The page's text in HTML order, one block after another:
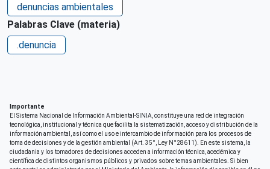
denuncias ambientales
Palabras Clave (materia)
.denuncia
Importante
El Sistema Nacional de Información Ambiental-SINIA, constituye una red de integración
tecnológica, institucional y técnica que facilita la sistematización, acceso y distribución de la
información ambiental, así como el uso e intercambio de información para los procesos de
toma de decisiones y de la gestión ambiental (Art. 35°, Ley N°28611). En este sistema, la
ciudadania y los tomadores de decisiones acceden a información técnica, acedémica y
científica de distintos organismos públicos y privados sobre temas ambientales. Si bien